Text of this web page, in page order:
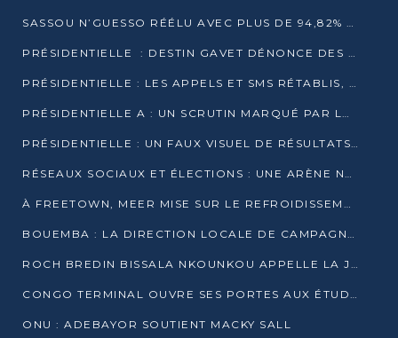
SASSOU N’GUESSO RÉÉLU AVEC PLUS DE 94,82% DES VOIX
PRÉSIDENTIELLE : DESTIN GAVET DÉNONCE DES IRRÉGULARITÉS ET REVENDIQUE LA VICTOIRE
PRÉSIDENTIELLE : LES APPELS ET SMS RÉTABLIS, INTERNET RESTE BLOQUÉ
PRÉSIDENTIELLE A : UN SCRUTIN MARQUÉ PAR LA COUPURE D’INTERNET ET UNE AFFLUENCE TIMIDE À BRAZZAVILLE
PRÉSIDENTIELLE : UN FAUX VISUEL DE RÉSULTATS CIRCULE
RÉSEAUX SOCIAUX ET ÉLECTIONS : UNE ARÈNE NUMÉRIQUE EN PLEINE MUTATION AU CONGO
À FREETOWN, MEER MISE SUR LE REFROIDISSEMENT PASSIF FACE À LA CHALEUR EXTRÊME
BOUEMBA : LA DIRECTION LOCALE DE CAMPAGNE DE DENIS SASSOU N’GUESSO MULTIPLIE LES ACTIVITÉS DE MOBILISATION
ROCH BREDIN BISSALA NKOUNKOU APPELLE LA JEUNESSE DE GOMA TSÉ-TSÉ À UN VOTE MASSIF POUR DENIS SASSOU NGUESSO
CONGO TERMINAL OUVRE SES PORTES AUX ÉTUDIANTS EN TRANSPORT ET LOGISTIQUE
ONU : ADEBAYOR SOUTIENT MACKY SALL